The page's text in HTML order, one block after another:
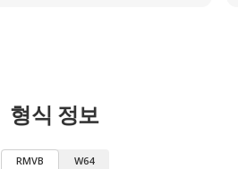
형식 정보
RMVB W64